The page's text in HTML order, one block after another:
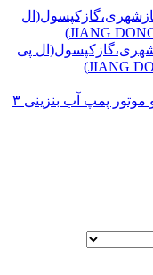
پی
موتور پمپ آب بنزینی ۳